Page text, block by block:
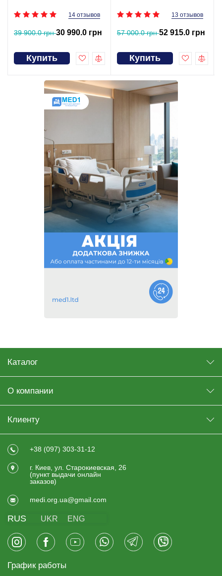
14 отзывов
39 900.0 грн30 990.0 грн
Купить
13 отзывов
57 000.0 грн52 915.0 грн
Купить
Каталог
О компании
Клиенту
+38 (097) 303-31-12
г. Киев, ул. Старокиевская, 26
(пункт выдачи онлайн
заказов)
medi.org.ua@gmail.com
RUS UKR ENG
График работы